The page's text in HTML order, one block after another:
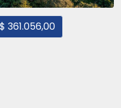
361.056,00